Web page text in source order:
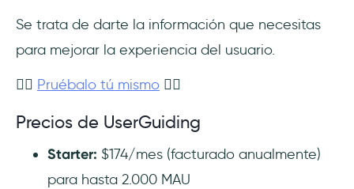
Se trata de darte la información que necesitas
para mejorar la experiencia del usuario.
👉🏻 Pruébalo tú mismo 👈🏻
Precios de UserGuiding
Starter: $174/mes (facturado anualmente)
para hasta 2.000 MAU